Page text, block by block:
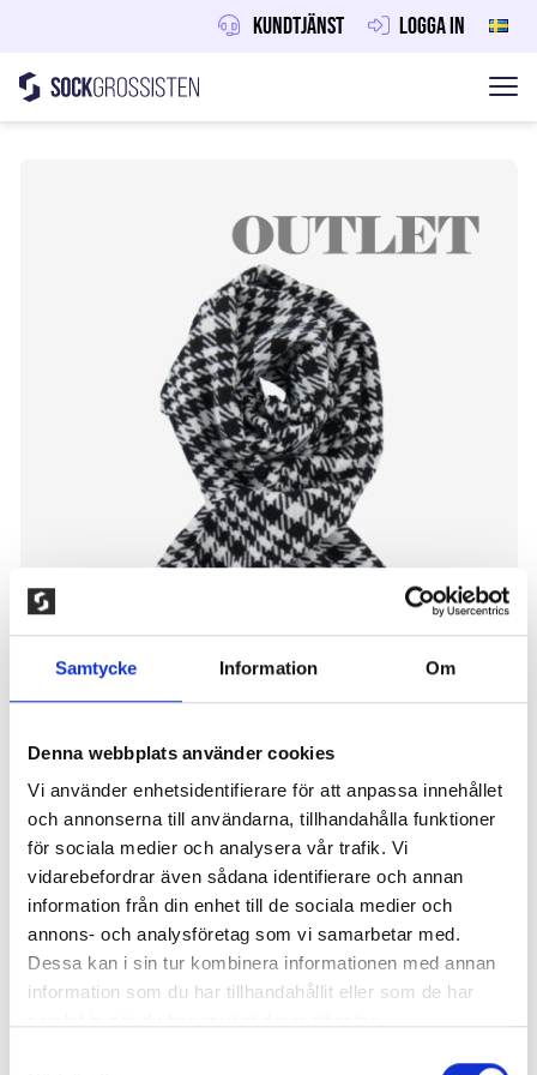
Samtycke Information Om
Denna webbplats använder cookies
Vi använder enhetsidentifierare för att anpassa innehållet
och annonserna till användarna, tillhandahålla funktioner
för sociala medier och analysera vår trafik. Vi
vidarebefordrar även sådana identifierare och annan
information från din enhet till de sociala medier och
annons- och analysföretag som vi samarbetar med.
Dessa kan i sin tur kombinera informationen med annan
information som du har tillhandahållit eller som de har
Kundtjänst Logga in
Hoppa till innehåll
Sockgrossisten
OVERSIZED SCARF, SVART/VIT
100,00 kr
Oversized halsduk i härligt mjukt syntetmaterial med
fransar i båda ändarna. Bredd och längd ca 52-55 x